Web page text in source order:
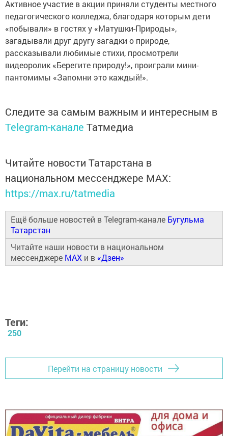
Активное участие в акции приняли студенты местного
педагогического колледжа, благодаря которым дети
«побывали» в гостях у «Матушки-Природы»,
загадывали друг другу загадки о природе,
рассказывали любимые стихи, просмотрели
видеоролик «Берегите природу!», проиграли мини-
пантомимы «Запомни это каждый!».
Следите за самым важным и интересным в
Telegram-канале Татмедиа
Читайте новости Татарстана в
национальном мессенджере MАХ:
https://max.ru/tatmedia
Ещё больше новостей в Telegram-канале Бугульма
Татарстан
Читайте наши новости в национальном
мессенджере MAX и в «Дзен»
Теги:
250
Перейти на страницу новости